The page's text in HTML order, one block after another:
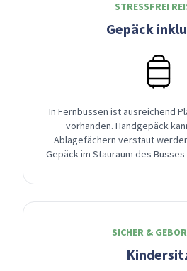
STRESSFREI
Gepäck
In Fernbussen ist ausreichend
vorhanden. Handgepäck
Ablagefächern verstaut
Gepäck im Stauraum des
SICHER &